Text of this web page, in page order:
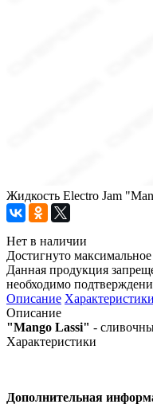
Жидкость Electro Jam
Нет в наличии
Достигнуто
Данная продукция
необходимо
Описание Характеристики
Описание
"Mango Lassi" -
Характеристики
Дополнительная